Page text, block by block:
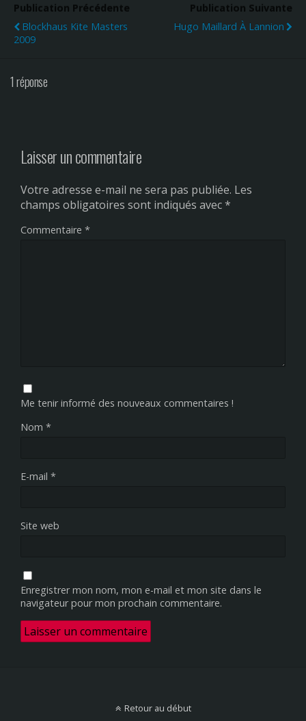
Publication Précédente
Blockhaus Kite Masters
2009
Publication Suivante
Hugo Maillard À Lannion
1 réponse
Laisser un commentaire
Votre adresse e-mail ne sera pas publiée. Les
champs obligatoires sont indiqués avec*
Commentaire *
Me tenir informé des nouveaux commentaires !
Nom *
E-mail *
Site web
Enregistrer mon nom, mon e-mail et mon site dans le
navigateur pour mon prochain commentaire.
Retour au début